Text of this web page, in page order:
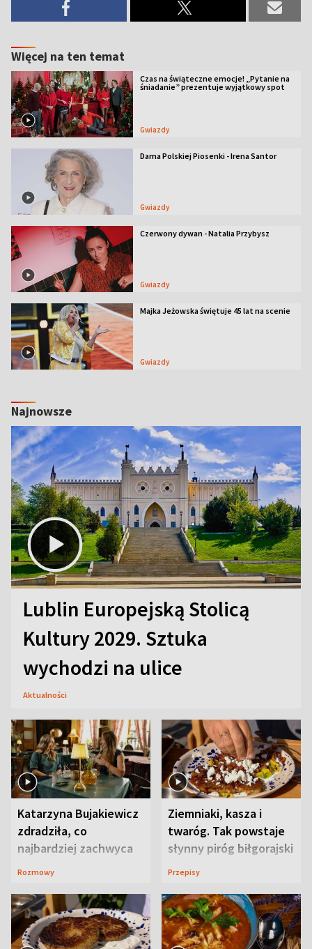
Więcej na ten temat
Czas na świąteczne emocje! „Pytanie na
śniadanie” prezentuje wyjątkowy spot
Gwiazdy
Dama Polskiej Piosenki - Irena Santor
Gwiazdy
Czerwony dywan - Natalia Przybysz
Gwiazdy
Majka Jeżowska świętuje 45 lat na scenie
Gwiazdy
Najnowsze
Lublin Europejską Stolicą
Kultury 2029. Sztuka
wychodzi na ulice
Aktualności
Katarzyna Bujakiewicz
zdradziła, co
najbardziej zachwyca
ją w Lublinie
Rozmowy
Ziemniaki, kasza i
twaróg. Tak powstaje
słynny piróg biłgorajski
Przepisy